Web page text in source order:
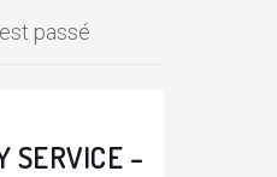
passé
SERVICE –